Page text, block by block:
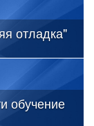
отладка"
обучение